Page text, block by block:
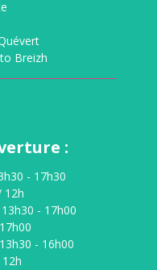
Breizh
:
- 17h30
12h
- 17h00
- 16h00